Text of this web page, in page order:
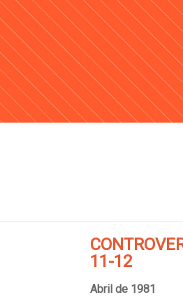
11-12
Abril de 1981